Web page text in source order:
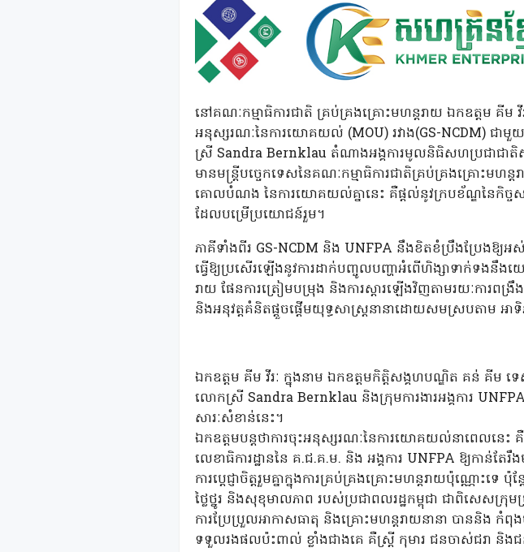
នៅគណៈកម្មាធិការជាតិ គ្រប់គ្រងគ្រោះមហន្តរាយ ឯកឧត្តម គីម
អនុស្សរណៈនៃការយោគយល់ (MOU) រវាង(GS-NCDM) ជាមួ
ស្រី Sandra Bernklau តំណាងអង្គការមូលនិធិសហប្រជាជាតិស
មានមន្រ្តីបច្ចេកទេសនៃគណៈកម្មាធិការជាតិគ្រប់គ្រងគ្រោះមហន្
គោលបំណង នៃការយោគយល់គ្នានេះ គឺផ្តល់នូវក្របខ័ណ្ឌនៃកិច្
ដែលបម្រើប្រយោជន៍រួម។
ភាគីទាំងពីរ GS-NCDM និង UNFPA នឹងខិតខំប្រឹងប្រែងឱ្យអស់
ធ្វើឱ្យប្រសើរឡើងនូវការដាក់បញ្ចូលបញ្ហាអំពើហិង្សាទាក់ទងនឹង
រាយ ផែនការត្រៀមបម្រុង និងការស្តារឡើងវិញតាមរយៈការពង្រឹ
និងអនុវត្តគំនិតផ្តួចផ្តើមយុទ្ធសាស្ត្រនានាដោយសមស្របតាម អាទិ
ឯកឧត្តម គីម វីរៈ ក្នុងនាម ឯកឧត្តមកិត្តិសង្គហបណ្ឌិត គន់ គីម
លោកស្រី Sandra Bernklau និងក្រុមការងារអង្គការ
សារៈសំខាន់នេះ។
ឯកឧត្តមបន្តថាការចុះអនុស្សរណៈនៃការយោគយល់នាពេលនេះ គឺ
លេខាធិការដ្ឋាននៃ គ.ជ.គ.ម. និង អង្គការ UNFPA ឱ្យកាន់តែ
ការប្តេជ្ញាចិត្តរួមគ្នាក្នុងការគ្រប់គ្រងគ្រោះមហន្តរាយប៉ុណ្ណោះ
ថ្លៃថ្នូរ និងសុខុមាលភាព របស់ប្រជាពលរដ្ឋកម្ពុជា ជាពិសេសក្រុ
ការប្រែប្រួលអាកាសធាតុ និងគ្រោះមហន្តរាយនានា បាននិង កំ
ទទួលរងផលប៉ះពាល់ ខ្លាំងជាងគេ គឺស្ត្រី កុមារ ជនចាស់ជរា និង